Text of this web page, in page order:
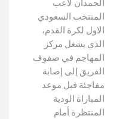
الحمدان لاعب
المنتخب السعودي
الاول لكرة القدم،
الذي يشغل مركز
المهاجم في صفوف
الفريق إلى إصابة
مفاجئة قبل موعد
المباراة الودية
المنتظرة أمام